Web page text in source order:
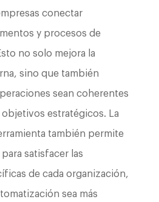
conectar
y procesos de
no solo mejora la
sino que también
sean coherentes
objetivos estratégicos. La
también permite
satisfacer las
de cada organización,
sea más